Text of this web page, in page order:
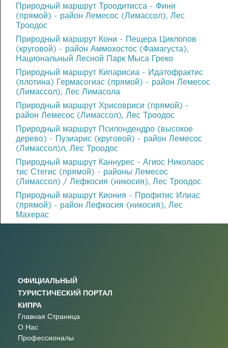
Πриродный маршрут Троодитисса - Фини
(прямой) - район Лемесос (Лимассол), Лес
Троодос
Πриродный маршрут Кони - Пещера Циклопов
(круговой) - район Аммохостос (Фамагуста),
Национальный Лесной Парк Мыса Греко
Πриродный маршрут Кипарисиа - Идатофрактис
(плотина) Гермасогиас (прямой) - район Лемесос
(Лимассол), Лес Лимасола
Πриродный маршрут Хрисовриси (прямой) -
район Лемесос (Лимассол), Лес Троодос
Πриродный маршрут Псилондендро (высокое
дерево) - Пузиарис (круговой) - район Лемесос
(Лимассол)л, Лес Троодос
Πриродный маршрут Каннурес - Агиос Николаос
тис Стегис (прямой) - районы Лемесос
(Лимассол) / Лефкосия (никосия), Лес Троодос
Πриродный маршрут Киония - Профитис Илиас
(прямой) - район Лефкосия (никосия), Лес
Махерас
ОФИЦИАЛЬНЫЙ
ТУРИСТИЧЕСКИЙ ПОРТАЛ
КИПРА
Главная Страница
О Нас
Профессионалы